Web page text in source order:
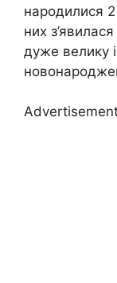
народилися
них
дуже велику